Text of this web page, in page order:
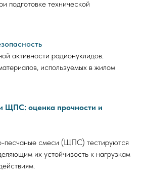
подготовке технической
активности радионуклидов.
используемых в жилом
ЩПС: оценка прочности и
песчаные смеси (ЩПС) тестируются
их устойчивость к нагрузкам